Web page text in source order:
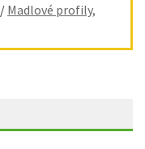
/ Madlové profily,